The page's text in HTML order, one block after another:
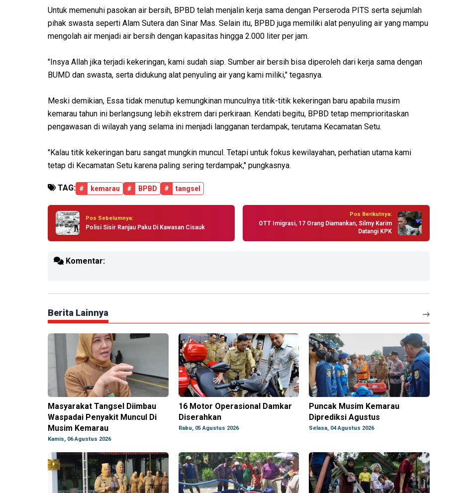
Untuk memenuhi pasokan air bersih, BPBD telah menjalin kerja sama dengan Perseroda PITS serta sejumlah
pihak swasta seperti Alam Sutera dan Sinar Mas. Selain itu, BPBD juga memiliki alat penyuling air yang mampu
mengolah air menjadi air bersih dengan kapasitas hingga 2.000 liter per jam.
"Insya Allah jika terjadi kekeringan, kami sudah siap. Sumber air bersih bisa diperoleh dari kerja sama dengan
BUMD dan swasta, serta didukung alat penyuling air yang kami miliki," tegasnya.
Meski demikian, Essa tidak menutup kemungkinan munculnya titik-titik kekeringan baru apabila musim
kemarau tahun ini berlangsung lebih ekstrem dari perkiraan. Kendati begitu, BPBD tetap memprioritaskan
pengawasan di wilayah yang selama ini menjadi langganan terdampak, terutama Kecamatan Setu.
"Kalau titik kekeringan baru sangat mungkin muncul. Tetapi untuk fokus kewilayahan, perhatian utama kami
tetap di Kecamatan Setu karena paling sering terdampak," pungkasnya.
TAG: # kemarau # BPBD # tangsel
Pos Sebelumnya:
Polisi Sisir Ranjau Paku Di Kawasan Cisauk
Pos Berikutnya:
OTT Imigrasi, 17 Orang Diamankan, Silmy Karim
Datangi KPK
Komentar:
Berita Lainnya
Masyarakat Tangsel Diimbau
Waspadai Penyakit Muncul Di
Musim Kemarau
Kamis, 06 Agustus 2026
16 Motor Operasional Damkar
Diserahkan
Rabu, 05 Agustus 2026
Puncak Musim Kemarau
Diprediksi Agustus
Selasa, 04 Agustus 2026